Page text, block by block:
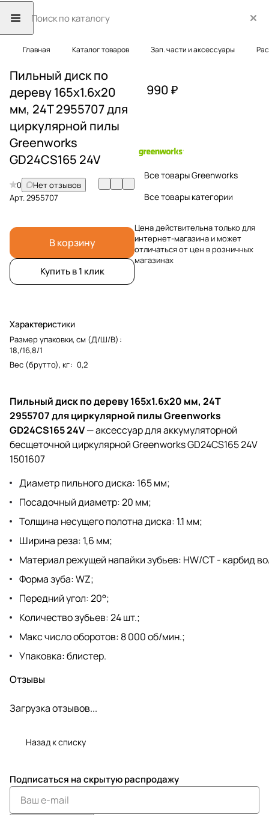
Главная Каталог товаров Зап. части и аксессуары
Пильный диск по
дереву 165x1.6x20
мм, 24T 2955707 для
циркулярной пилы
Greenworks
GD24CS165 24V
0
Нет отзывов
Арт.2955707
В корзину
Купить в 1 клик
Характеристики
Размер упаковки, см (Д/Ш/В) :
18,/16,8/1
Вес (брутто), кг: 0,2
990 ₽
Все товары Greenworks
Все товары категории
Цена действительна только для
интернет-магазина и может
отличаться от цен в розничных
магазинах
Пильный диск по дереву 165x1.6x20 мм, 24T
2955707 для циркулярной пилы Greenworks
GD24CS165 24V— аксессуар для аккумуляторной
бесщеточной циркулярной Greenworks GD24CS165 24V
1501607
Диаметр пильного диска: 165 мм;
Посадочный диаметр: 20 мм;
Толщина несущего полотна диска: 1.1 мм;
Ширина реза: 1,6 мм;
Материал режущей напайки зубьев: HW/CT - карбид
Форма зуба: WZ;
Передний угол: 20°;
Количество зубьев: 24 шт.;
Макс число оборотов: 8 000 об/мин.;
Упаковка: блистер.
Отзывы
Загрузка отзывов...
Назад к списку
Подписаться на скрытую распродажу